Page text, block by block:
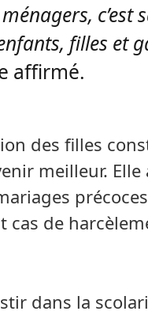
c’est
filles et
affirmé.
des filles
meilleur.
cas de
dans la